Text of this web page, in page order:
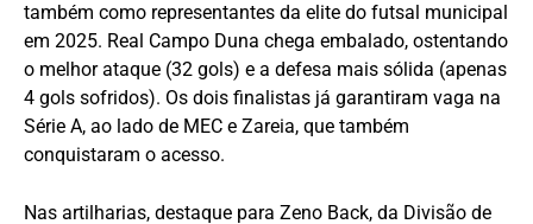
também como representantes da elite do futsal municipal
em 2025. Real Campo Duna chega embalado, ostentando
o melhor ataque (32 gols) e a defesa mais sólida (apenas
4 gols sofridos). Os dois finalistas já garantiram vaga na
Série A, ao lado de MEC e Zareia, que também
conquistaram o acesso.
Nas artilharias, destaque para Zeno Back, da Divisão de